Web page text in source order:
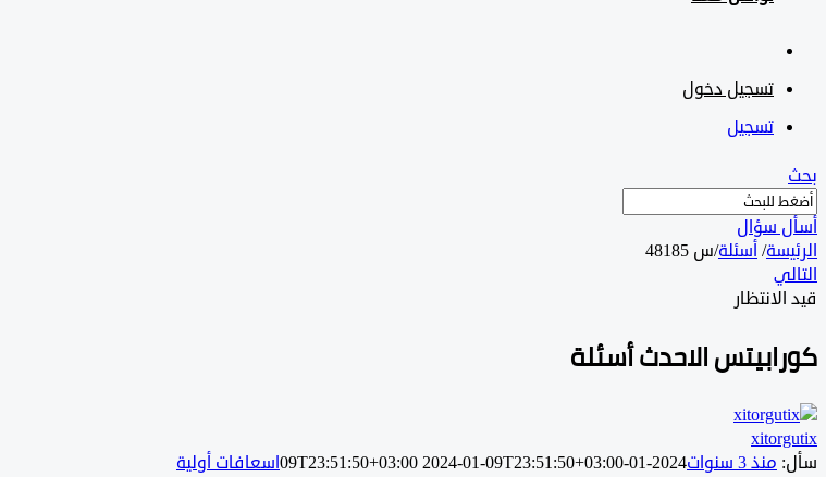
تسجيل دخول
تسجيل
بحث
أسأل سؤال
الرئيسة/أسئلة/س 48185
التالي
قيد الانتظار
كورابيتس الاحدث أسئلة
xitorgutix
سأل: منذ 3 سنوات 2024-01-09T23:51:50+03:00
2024-01-09T23:51:50+03:00 اسعافات أولية